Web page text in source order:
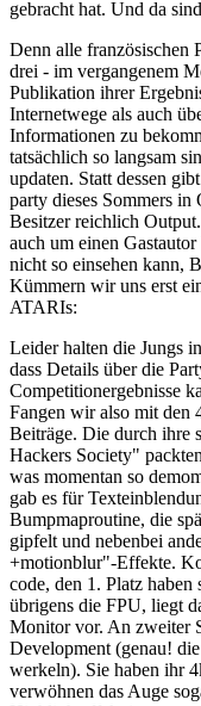
gebracht hat. Und da
Denn alle französischen
drei - im vergangenem
Publikation ihrer
Internetwege als auch
Informationen zu
tatsächlich so langsam
updaten. Statt dessen
party dieses Sommers
Besitzer reichlich
auch um einen
nicht so einsehen kann,
Kümmern wir uns erst
ATARIs:
Leider halten die Jungs
dass Details über die
Competitionergebnisse
Fangen wir also mit den
Beiträge. Die durch ihre
Hackers Society"
was momentan so
gab es für
Bumpmaproutine, die
gipfelt und nebenbei
+motionblur"-Effekte.
code, den 1. Platz
übrigens die FPU, liegt
Monitor vor. An zweiter
Development (genau!
werkeln). Sie haben ihr
verwöhnen das Auge